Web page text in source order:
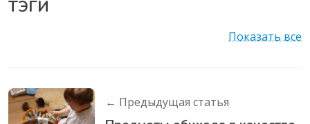
ТЭГИ
Показать все
← Предыдущая статья